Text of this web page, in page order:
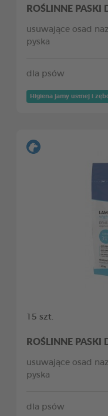
ROŚLINNE PASKI
usuwające osad
pyska
dla psów
Higiena jamy ustnej i
15 szt.
ROŚLINNE PASKI
usuwające osad
pyska
dla psów